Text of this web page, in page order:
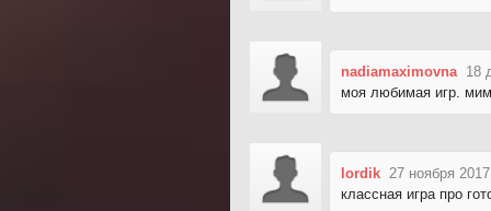
nadiamaximovna 18
моя любимая игр.
lordik 27 ноября
классная игра про